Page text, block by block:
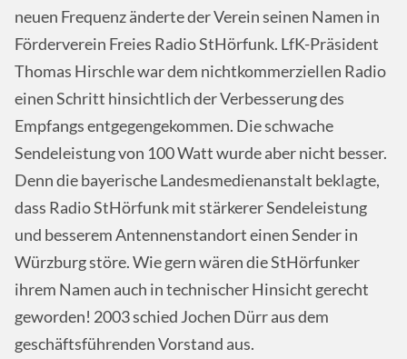
neuen Frequenz änderte der Verein seinen Namen in
Förderverein Freies Radio StHörfunk. LfK-Präsident
Thomas Hirschle war dem nichtkommerziellen Radio
einen Schritt hinsichtlich der Verbesserung des
Empfangs entgegengekommen. Die schwache
Sendeleistung von 100 Watt wurde aber nicht besser.
Denn die bayerische Landesmedienanstalt beklagte,
dass Radio StHörfunk mit stärkerer Sendeleistung
und besserem Antennenstandort einen Sender in
Würzburg störe. Wie gern wären die StHörfunker
ihrem Namen auch in technischer Hinsicht gerecht
geworden! 2003 schied Jochen Dürr aus dem
geschäftsführenden Vorstand aus.